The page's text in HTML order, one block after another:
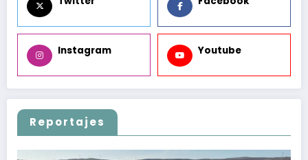
Instagram Youtube
Reportajes